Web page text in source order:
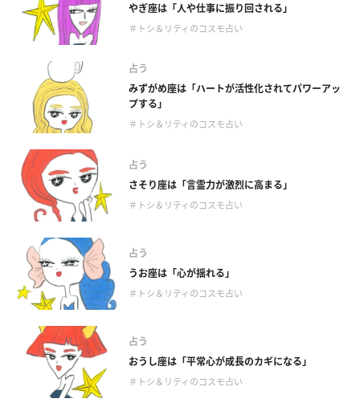
やぎ座は「人や仕事に振り回される」
＃トシ＆リティのコスモ占い
占う
みずがめ座は「ハートが活性化されてパワーアッ
プする」
＃トシ＆リティのコスモ占い
占う
さそり座は「言霊力が激烈に高まる」
＃トシ＆リティのコスモ占い
占う
うお座は「心が揺れる」
＃トシ＆リティのコスモ占い
占う
おうし座は「平常心が成長のカギになる」
＃トシ＆リティのコスモ占い